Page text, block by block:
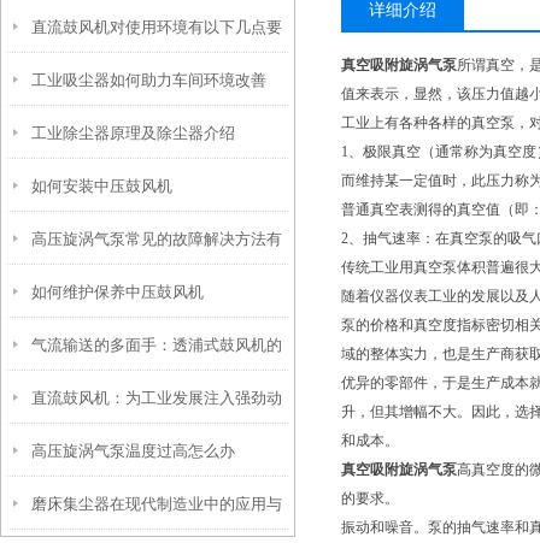
直流鼓风机对使用环境有以下几点要
求
工业吸尘器如何助力车间环境改善
工业除尘器原理及除尘器介绍
如何安装中压鼓风机
高压旋涡气泵常见的故障解决方法有
哪些？
如何维护保养中压鼓风机
气流输送的多面手：透浦式鼓风机的
技术解析与应用全景
直流鼓风机：为工业发展注入强劲动
力
高压旋涡气泵温度过高怎么办
磨床集尘器在现代制造业中的应用与
详细介绍
真空吸附旋涡气泵所谓真空，
值来表示，显然，该压力值越
工业上有各种各样的真空泵，
1、极限真空（通常称为真空
而维持某一定值时，此压力称
普通真空表测得的真空值（即
2、抽气速率：在真空泵的吸
传统工业用真空泵体积普遍很
随着仪器仪表工业的发展以及
泵的价格和真空度指标密切相
域的整体实力，也是生产商获
优异的零部件，于是生产成本
升，但其增幅不大。因此，选
和成本。
真空吸附旋涡气泵高真空度的
的要求。
振动和噪音。泵的抽气速率和